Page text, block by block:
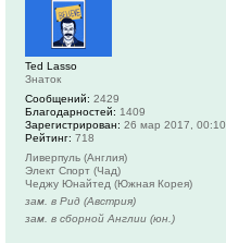
Ted Lasso
Знаток
Сообщений: 2429
Благодарностей: 1409
Зарегистрирован: 26 мар 2017, 00:10
Рейтинг: 718
Ливерпуль (Англия)
Элект Спорт (Чад)
Чеджу Юнайтед (Южная Корея)
зам. в Рид (Австрия)
зам. в сборной Англии (юн.)